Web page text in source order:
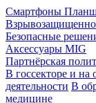
Смартфоны
Безопасные
Аксессуары MIG
Партнёрская
В госсекторе и на
деятельности В
медицине